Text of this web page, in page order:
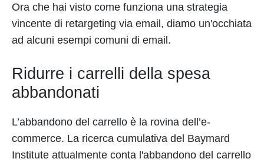
Ora che hai visto come funziona una strategia
vincente di retargeting via email, diamo un'occhiata
ad alcuni esempi comuni di email.
Ridurre i carrelli della spesa
abbandonati
L’abbandono del carrello è la rovina dell’e-
commerce. La ricerca cumulativa del Baymard
Institute attualmente conta l'abbandono del carrello